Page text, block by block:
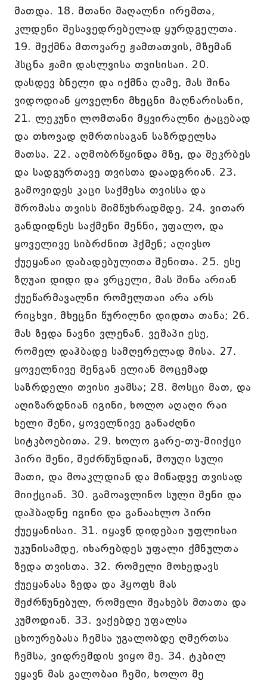
მათდა. 18. მთანი მაღალნი ირემთა,
კლდენი შესავედრებელად ყურდგელთა.
19. შექმნა მთოვარე ჟამთათვის, მზემან
ჰსცნა ჟამი დასლვისა თვისისაი. 20.
დასდევ ბნელი და იქმნა ღამე, მას შინა
ვიდოდიან ყოველნი მხეცნი მაღნარისანი,
21. ლეკუნი ლომთანი მყვირალნი ტაცებად
და თხოვად ღმრთისაგან საზრდელსა
მათსა. 22. აღმობრწყინდა მზე, და შეკრბეს
და სადგურთავე თვისთა დაადგრიან. 23.
გამოვიდეს კაცი საქმესა თვისსა და
შრომასა თვისს მიმწუხრადმდე. 24. ვითარ
განდიდნეს საქმენი შენნი, უფალო, და
ყოველივე სიბრძნით ჰქმენ; აღივსო
ქუეყანაი დაბადებულითა შენითა. 25. ესე
ზღუაი დიდი და ვრცელი, მას შინა არიან
ქუეწარმავალნი რომელთაი არა არს
რიცხვი, მხეცნი წურილნი დიდთა თანა; 26.
მას ზედა ნავნი ვლენან. ვეშაპი ესე,
რომელ დაჰბადე სამღერელად მისა. 27.
ყოველნივე შენგან ელიან მოცემად
საზრდელი თვისი ჟამსა; 28. მოსცი მათ, და
აღიზარდნიან იგინი, ხოლო აღაღი რაი
ხელი შენი, ყოველნივე განაძღნი
სიტკბოებითა. 29. ხოლო გარე-თუ-მიიქცი
პირი შენი, შეძრწუნდიან, მოუღი სული
მათი, და მოაკლდიან და მიწადვე თვისად
მიიქციან. 30. გამოავლინო სული შენი და
დაჰბადნე იგინი და განაახლო პირი
ქუეყანისაი. 31. იყავნ დიდებაი უფლისაი
უკუნისამდე, იხარებდეს უფალი ქმნულთა
ზედა თვისთა. 32. რომელი მოხედავს
ქუეყანასა ზედა და ჰყოფს მას
შეძრწუნებულ, რომელი შეახებს მთათა და
კუმოდიან. 33. ვაქებდე უფალსა
ცხოურებასა ჩემსა უგალობდე ღმერთსა
ჩემსა, ვიდრემდის ვიყო მე. 34. ტკბილ
ეყავნ მას გალობაი ჩემი, ხოლო მე